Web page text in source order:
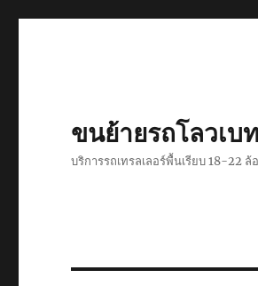
ขนย้ายรถโลวเบ
บริการรถเทรลเลอร์พื้นเรียบ 18-22